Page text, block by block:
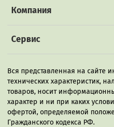
Компания
Сервис
Вся представленная на сайте
технических характеристик,
товаров, носит
характер и ни при каких
офертой, определяемой
Гражданского кодекса РФ.